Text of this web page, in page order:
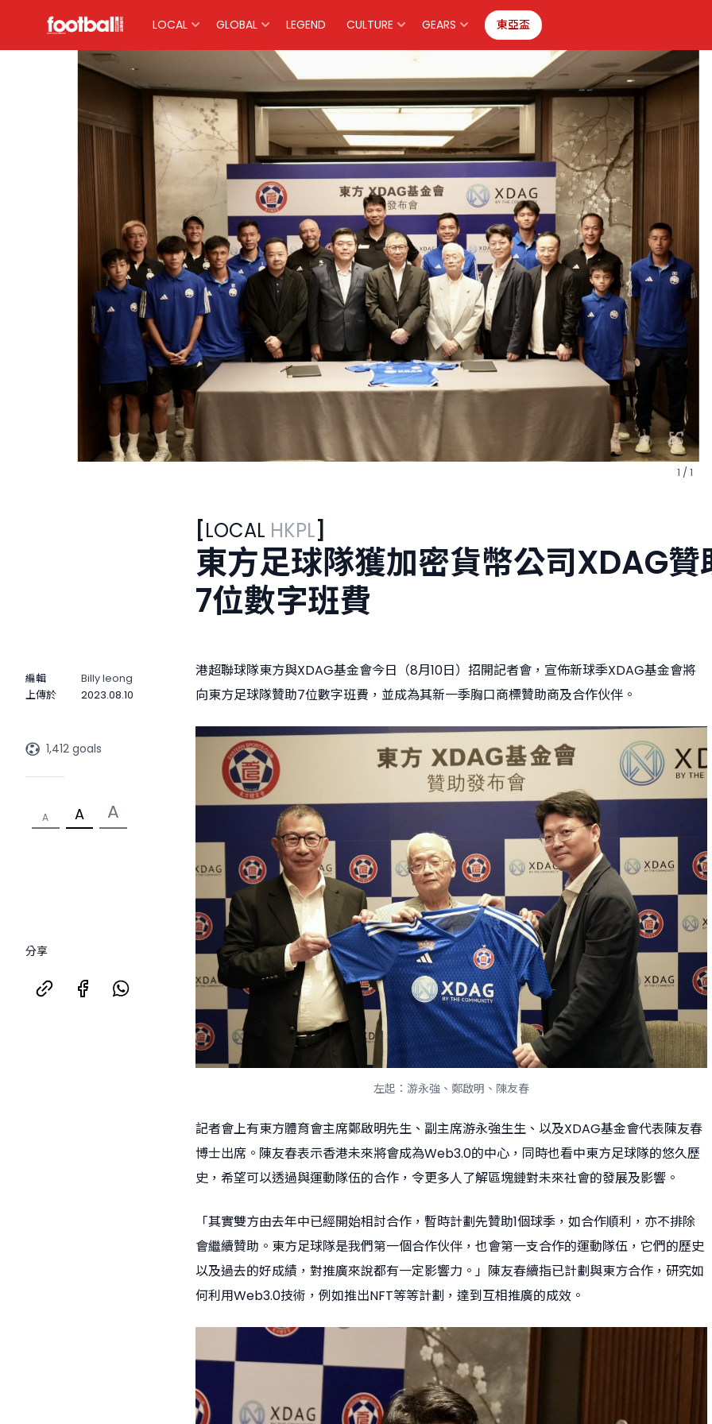
LOCAL GLOBAL LEGEND CULTURE GEARS 東亞盃
1 / 1
[LOCAL HKPL]
東方足球隊獲加密貨幣公司XDAG贊
7位數字班費
編輯
Billy Ieong
上傳於
2023.08.10
1,412 goals
A A A
分享
港超聯球隊東方與XDAG基金會今日（8月10日）招開記者會，宣佈新球季XDAG基金會將
向東方足球隊贊助7位數字班費，並成為其新一季胸口商標贊助商及合作伙伴。
左起：游永強、鄭啟明、陳友春
記者會上有東方體育會主席鄭啟明先生、副主席游永強生生、以及XDAG基金會代表陳友春
博士出席。陳友春表示香港未來將會成為Web3.0的中心，同時也看中東方足球隊的悠久歷
史，希望可以透過與運動隊伍的合作，令更多人了解區塊鏈對未來社會的發展及影響。
「其實雙方由去年中已經開始相討合作，暫時計劃先贊助1個球季，如合作順利，亦不排除
會繼續贊助。東方足球隊是我們第一個合作伙伴，也會第一支合作的運動隊伍，它們的歷史
以及過去的好成績，對推廣來說都有一定影響力。」陳友春續指已計劃與東方合作，研究如
何利用Web3.0技術，例如推出NFT等等計劃，達到互相推廣的成效。